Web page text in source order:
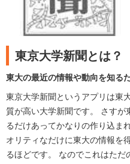
東京大学新聞とは？
東大の最近の情報や動向を知る
東京大学新聞というアプリは東
質が高い大学新聞です。 さす
るだけあってかなりの作り込ま
オリティなだけに東大の情報を
るほどです。 なのでこれはただ